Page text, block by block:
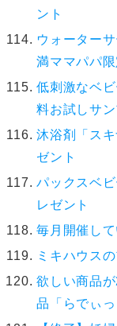
ント
ウォーター
満ママパパ
低刺激なベ
料お試しサ
沐浴剤「ス
ゼント
パックスベ
レゼント
毎月開催し
ミキハウス
欲しい商品
品「らでぃ